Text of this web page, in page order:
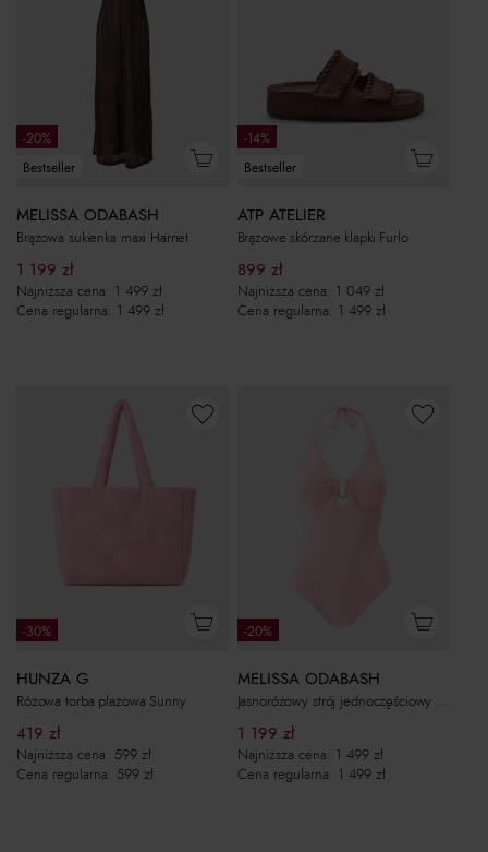
-20%
Bestseller
MELISSA ODABASH
Brązowa sukienka maxi Harriet
1 199 zł
Najniższa cena: 1 499 zł
Cena regularna: 1 499 zł
-14%
Bestseller
ATP ATELIER
Brązowe skórzane klapki Furlo
899 zł
Najniższa cena: 1 049 zł
Cena regularna: 1 499 zł
-30%
HUNZA G
Różowa torba plażowa Sunny
419 zł
Najniższa cena: 599 zł
Cena regularna: 599 zł
-20%
MELISSA ODABASH
Jasnoróżowy strój jednoczęściowy Tampa
1 199 zł
Najniższa cena: 1 499 zł
Cena regularna: 1 499 zł